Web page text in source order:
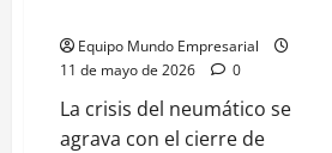
para
de
crecer
Equipo Mundo Empresarial
11 de mayo de 2026
0
La crisis del neumático se
agrava con el cierre de